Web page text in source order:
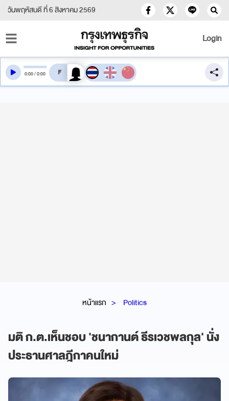
วันพฤหัสบดี ที่ 6 สิงหาคม 2569
Login
หน้าแรก Politics
มติ ก.ต.เห็นชอบ 'ชนากานต์ ธีรเวชพลกุล' นั่ง
ประธานศาลฎีกาคนใหม่
0:00/0:00 สลับเสียงอ่าน